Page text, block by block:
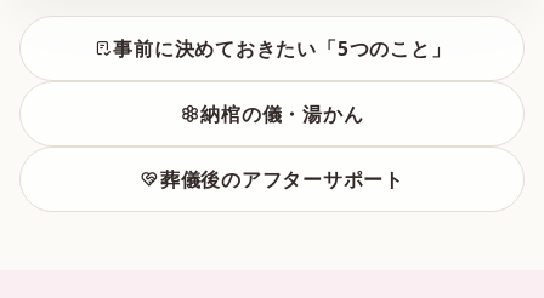
事前に決めておきたい「5つのこと」
納棺の儀・湯かん
葬儀後のアフターサポート